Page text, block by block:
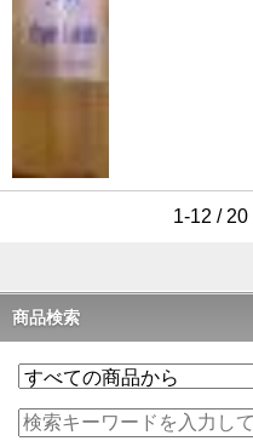
1-12 / 20
商品検索